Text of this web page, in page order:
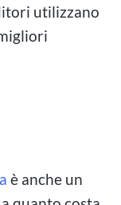
utilizzano
è anche un